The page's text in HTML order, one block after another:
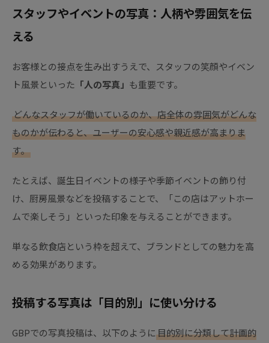
スタッフやイベントの写真：人柄や雰囲気を伝
える
お客様との接点を生み出すうえで、スタッフの笑顔やイベン
ト風景といった 「人の写真」 も重要です。
どんなスタッフが働いているのか、店全体の雰囲気がどんな
ものかが伝わると、ユーザーの安心感や親近感が高まりま
す。
たとえば、誕生日イベントの様子や季節イベントの飾り付
け、厨房風景などを投稿することで、「この店はアットホー
ムで楽しそう」といった印象を与えることができます。
単なる飲食店という枠を超えて、ブランドとしての魅力を高
める効果があります。
投稿する写真は「目的別」に使い分ける
GBPでの写真投稿は、以下のように目的別に分類して計画的